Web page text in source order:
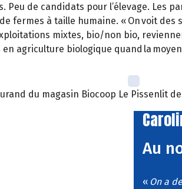
de candidats pour l’élevage. Les
fermes à taille humaine. « On voit
mixtes, bio/non bio,
agriculture biologique quand la
du magasin Biocoop Le Pissenlit
Au
« On a